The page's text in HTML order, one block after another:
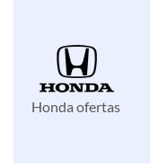
Honda ofertas